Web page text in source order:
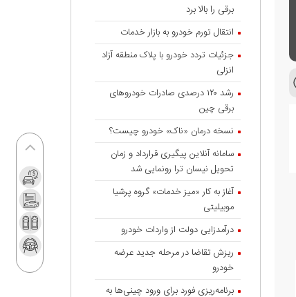
برقی را بالا برد
انتقال تورم خودرو به بازار خدمات
جزئیات تردد خودرو با پلاک منطقه آزاد
انزلی
رشد ۱۲۰ درصدی صادرات خودروهای
برقی چین
نسخه درمان «ناک» خودرو چیست؟
سامانه آنلاین پیگیری قرارداد‌ و زمان
تحویل نیسان ترا رونمایی شد
آغاز به کار «میز خدمات» گروه پرشیا
موبیلیتی
درآمدزایی دولت از واردات خودرو
ریزش تقاضا در مرحله جدید عرضه
خودرو
برنامه‌ریزی فورد برای ورود چینی‌ها به